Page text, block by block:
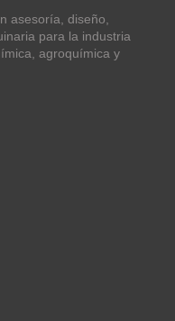
asesoría, diseño,
para la industria
agroquímica y